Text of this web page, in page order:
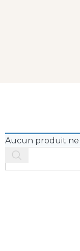
Aucun produit ne